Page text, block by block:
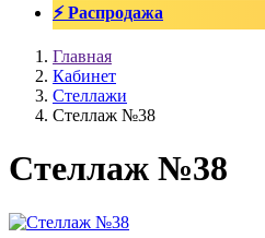
⚡ Распродажа
Главная
Кабинет
Стеллажи
Стеллаж №38
Стеллаж №38